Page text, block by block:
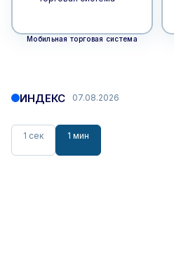
Мобильная торговая система
ИНДЕКС 07.08.2026
1 сек 1 мин